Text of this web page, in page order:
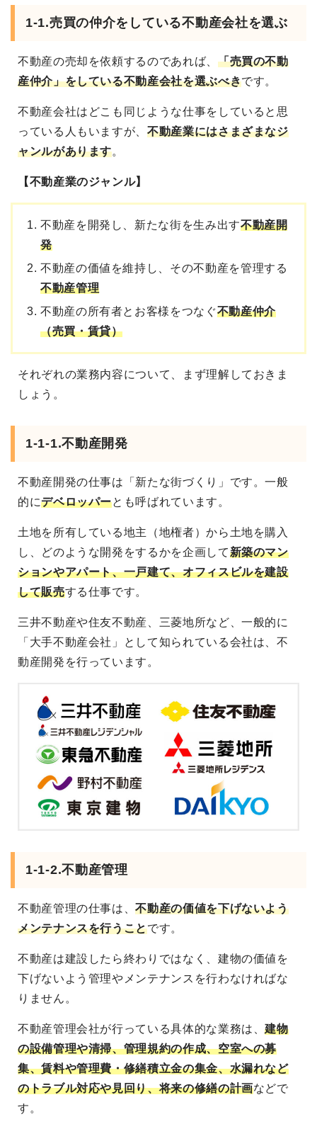
1-1.売買の仲介をしている不動産会社を選ぶ
不動産の売却を依頼するのであれば、 「売買の不動
産仲介」をしている不動産会社を選ぶべきです。
不動産会社はどこも同じような仕事をしていると思
っている人もいますが、不動産業にはさまざまなジ
ャンルがあります。
【不動産業のジャンル】
不動産を開発し、新たな街を生み出す不動産開
発
不動産の価値を維持し、その不動産を管理する
不動産管理
不動産の所有者とお客様をつなぐ不動産仲介
（売買・賃貸）
それぞれの業務内容について、まず理解しておきま
しょう。
1-1-1.不動産開発
不動産開発の仕事は「新たな街づくり」です。一般
的にデベロッパーとも呼ばれています。
土地を所有している地主（地権者）から土地を購入
し、どのような開発をするかを企画して新築のマン
ションやアパート、一戸建て、オフィスビルを建設
して販売する仕事です。
三井不動産や住友不動産、三菱地所など、一般的に
「大手不動産会社」として知られている会社は、不
動産開発を行っています。
1-1-2.不動産管理
不動産管理の仕事は、不動産の価値を下げないよう
メンテナンスを行うことです。
不動産は建設したら終わりではなく、建物の価値を
下げないよう管理やメンテナンスを行わなければな
りません。
不動産管理会社が行っている具体的な業務は、建物
の設備管理や清掃、管理規約の作成、空室への募
集、賃料や管理費・修繕積立金の集金、水漏れなど
のトラブル対応や見回り、将来の修繕の計画などで
す。